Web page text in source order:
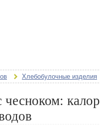
Хлебобулочные изделия